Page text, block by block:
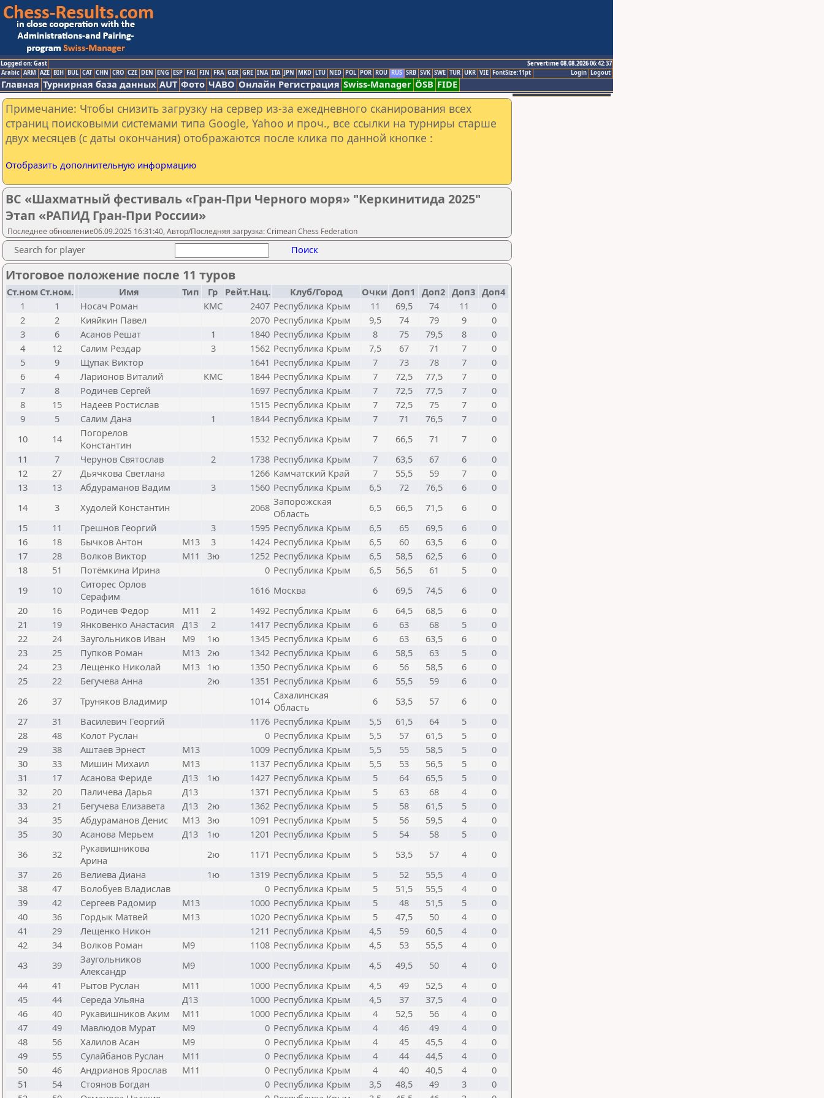
Logged on: Gast
Servertime 08.08.2026 06:42:37
Logout
Login
Arabic ARM AZE BIH BUL CAT CHN CRO CZE DEN ENG ESP FAI FIN FRA GER GRE INA ITA JPN MKD LTU NED POL POR ROU RUS SRB SVK SWE TUR UKR VIE FontSize:11pt
Главная Турнирная база данных AUT Фото ЧАВО Онлайн Регистрация Swiss-Manager ÖSB FIDE
Примечание: Чтобы снизить загрузку на сервер из-за ежедневного сканирования всех
страниц поисковыми системами типа Google, Yahoo и проч., все ссылки на турниры старше
двух месяцев (с даты окончания) отображаются после клика по данной кнопке :
Отобразить дополнительную информацию
ВС «Шахматный фестиваль «Гран-При Черного моря» "Керкинитида 2025"
Этап «РАПИД Гран-При России»
Последнее обновление06.09.2025 16:31:40, Автор/Последняя загрузка: Crimean Chess Federation
Search for player Поиск
Итоговое положение после 11 туров
Ст.ном Ст.ном. Имя Тип Гр Рейт.Нац. Клуб/Город Очки Доп1 Доп2 Доп3 Доп4
1
1 Носач Роман КМС 2407 Республика Крым 11 69,5 74 11
0
2
2 Кияйкин Павел 2070 Республика Крым 9,5 74 79 9
0
3
6 Асанов Решат 1 1840 Республика Крым 8 75 79,5 8
0
4
12 Салим Рездар 3 1562 Республика Крым 7,5 67 71 7
0
5
9 Щупак Виктор 1641 Республика Крым 7 73 78 7
0
6
4 Ларионов Виталий КМС 1844 Республика Крым 7 72,5 77,5 7
0
7
8 Родичев Сергей 1697 Республика Крым 7 72,5 77,5 7
0
8
15 Надеев Ростислав 1515 Республика Крым 7 72,5 75 7
0
9
5 Салим Дана 1 1844 Республика Крым 7 71 76,5 7
0
10
14
Погорелов
Константин
1532 Республика Крым 7 66,5 71 7
0
11
7 Черунов Святослав 2 1738 Республика Крым 7 63,5 67 6
0
12
27 Дьячкова Светлана 1266 Камчатский Край 7 55,5 59 7
0
13
13 Абдураманов Вадим 3 1560 Республика Крым 6,5 72 76,5 6
0
14
3 Худолей Константин 2068 Запорожская
Область
6,5 66,5 71,5 6
0
15
11 Грешнов Георгий 3 1595 Республика Крым 6,5 65 69,5 6
0
16
18 Бычков Антон М13 3 1424 Республика Крым 6,5 60 63,5 6
0
17
28 Волков Виктор М11 3ю 1252 Республика Крым 6,5 58,5 62,5 6
0
18
51 Потёмкина Ирина 0 Республика Крым 6,5 56,5 61 5
0
19
10
Ситорес Орлов
Серафим
1616 Москва 6 69,5 74,5 6
0
20
16 Родичев Федор М11 2 1492 Республика Крым 6 64,5 68,5 6
0
21
19 Янковенко Анастасия Д13 2 1417 Республика Крым 6 63 68 5
0
22
24 Заугольников Иван М9 1ю 1345 Республика Крым 6 63 63,5 6
0
23
25 Пупков Роман М13 2ю 1342 Республика Крым 6 58,5 63 5
0
24
23 Лещенко Николай М13 1ю 1350 Республика Крым 6 56 58,5 6
0
25
22 Бегучева Анна 2ю 1351 Республика Крым 6 55,5 59 6
0
26
37 Труняков Владимир 1014 Сахалинская
Область
6 53,5 57 6
0
27
31 Василевич Георгий 1176 Республика Крым 5,5 61,5 64 5
0
28
48 Колот Руслан 0 Республика Крым 5,5 57 61,5 5
0
29
38 Аштаев Эрнест М13 1009 Республика Крым 5,5 55 58,5 5
0
30
33 Мишин Михаил М13 1137 Республика Крым 5,5 53 56,5 5
0
31
17 Асанова Фериде Д13 1ю 1427 Республика Крым 5 64 65,5 5
0
32
20 Паличева Дарья Д13 1371 Республика Крым 5 63 68 4
0
33
21 Бегучева Елизавета Д13 2ю 1362 Республика Крым 5 58 61,5 5
0
34
35 Абдураманов Денис М13 3ю 1091 Республика Крым 5 56 59,5 4
0
35
30 Асанова Мерьем Д13 1ю 1201 Республика Крым 5 54 58 5
0
36
32
Рукавишникова
Арина
2ю 1171 Республика Крым 5 53,5 57 4
0
37
26 Велиева Диана 1ю 1319 Республика Крым 5 52 55,5 4
0
38
47 Волобуев Владислав 0 Республика Крым 5 51,5 55,5 4
0
39
42 Сергеев Радомир М13 1000 Республика Крым 5 48 51,5 5
0
40
36 Гордык Матвей М13 1020 Республика Крым 5 47,5 50 4
0
41
29 Лещенко Никон 1211 Республика Крым 4,5 59 60,5 4
0
42
34 Волков Роман М9 1108 Республика Крым 4,5 53 55,5 4
0
43
39
Заугольников
Александр
М9 1000 Республика Крым 4,5 49,5 50 4
0
44
41 Рытов Руслан М11 1000 Республика Крым 4,5 49 52,5 4
0
45
44 Середа Ульяна Д13 1000 Республика Крым 4,5 37 37,5 4
0
46
40 Рукавишников Аким М11 1000 Республика Крым 4 52,5 56 4
0
47
49 Мавлюдов Мурат М9 0 Республика Крым 4 46 49 4
0
48
56 Халилов Асан М9 0 Республика Крым 4 45 45,5 4
0
49
55 Сулайбанов Руслан М11 0 Республика Крым 4 44 44,5 4
0
50
46 Андрианов Ярослав М11 0 Республика Крым 4 40 40,5 4
0
51
54 Стоянов Богдан 0 Республика Крым 3,5 48,5 49 3
0